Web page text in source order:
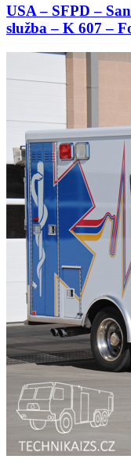
USA – SFPD –
služba – K 607 –